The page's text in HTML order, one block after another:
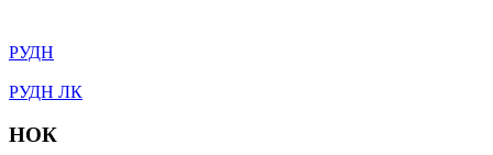
РУДН
РУДН ЛК
НОК